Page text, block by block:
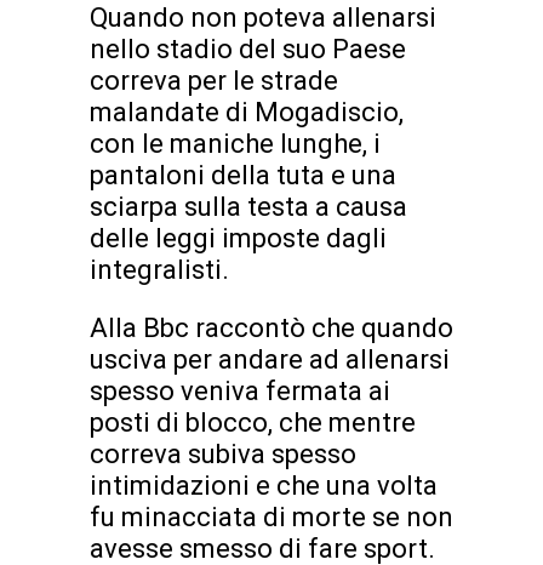
Quando non poteva allenarsi
nello stadio del suo Paese
correva per le strade
malandate di Mogadiscio,
con le maniche lunghe, i
pantaloni della tuta e una
sciarpa sulla testa a causa
delle leggi imposte dagli
integralisti.
Alla Bbc raccontò che quando
usciva per andare ad allenarsi
spesso veniva fermata ai
posti di blocco, che mentre
correva subiva spesso
intimidazioni e che una volta
fu minacciata di morte se non
avesse smesso di fare sport.